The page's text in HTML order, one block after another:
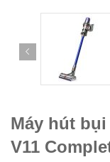
Máy hút
V11